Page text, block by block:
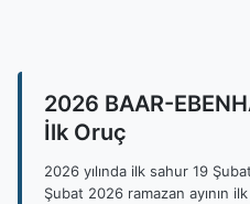
2026 BAAR-
İlk Oruç
2026 yılında ilk sahur 19
Şubat 2026 ramazan ayının